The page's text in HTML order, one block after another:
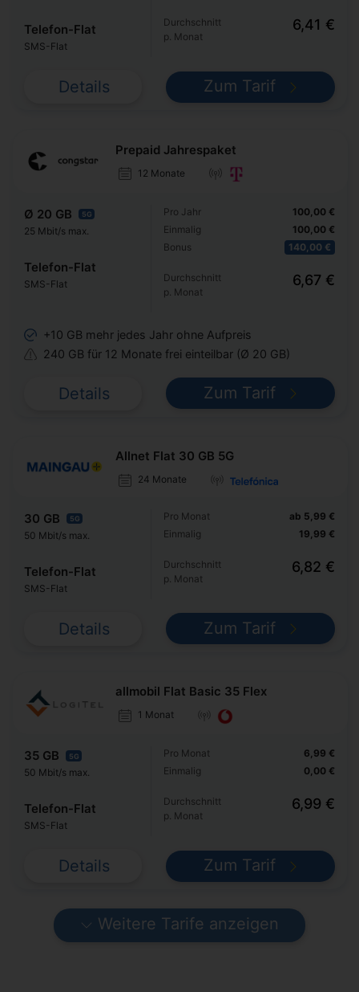
Telefon-Flat
SMS-Flat
Durchschnitt
p. Monat
6,41 €
Details Zum Tarif
Prepaid Jahrespaket
12 Monate
Ø 20 GB 5G
25 Mbit/s max.
Telefon-Flat
SMS-Flat
Pro Jahr
Einmalig
Bonus
100,00 €
100,00 €
140,00 €
Durchschnitt
p. Monat
6,67 €
+10 GB mehr jedes Jahr ohne Aufpreis
240 GB für 12 Monate frei einteilbar (Ø 20 GB)
Details Zum Tarif
Allnet Flat 30 GB 5G
24 Monate
30 GB 5G
50 Mbit/s max.
Telefon-Flat
SMS-Flat
Pro Monat
Einmalig
ab 5,99 €
19,99 €
Durchschnitt
p. Monat
6,82 €
Details Zum Tarif
allmobil Flat Basic 35 Flex
1 Monat
35 GB 5G
50 Mbit/s max.
Telefon-Flat
SMS-Flat
Pro Monat
Einmalig
6,99 €
0,00 €
Durchschnitt
p. Monat
6,99 €
Details Zum Tarif
Weitere Tarife anzeigen